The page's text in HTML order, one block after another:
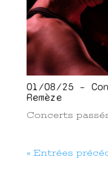
01/08/25 –
Remèze
Concerts
« Entrées